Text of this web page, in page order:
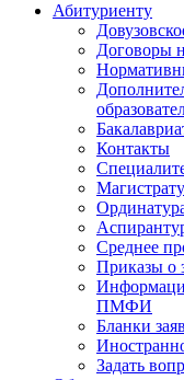
Абитуриенту
Договоры
Контакты
Среднее
Приказы о
ПМФИ
Бланки
Задать